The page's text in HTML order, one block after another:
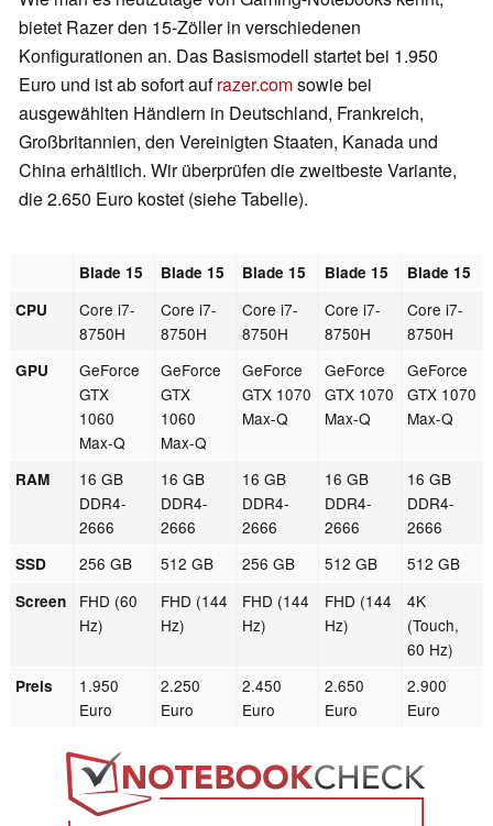
bietet Razer den 15-Zöller in verschiedenen
Konfigurationen an. Das Basismodell startet bei 1.950
Euro und ist ab sofort aufrazer.comsowie bei
ausgewählten Händlern in Deutschland, Frankreich,
Großbritannien, den Vereinigten Staaten, Kanada und
China erhältlich. Wir überprüfen die zweitbeste Variante,
die 2.650 Euro kostet (siehe Tabelle).
Blade 15 Blade 15 Blade 15 Blade 15
Blade 15
CPU
Core i7-
8750H
Core i7-
8750H
Core i7-
8750H
Core i7-
8750H
Core i7-
8750H
GPU
GeForce
GTX
1060
Max-Q
GeForce
GTX
1060
Max-Q
GeForce
GTX 1070
Max-Q
GeForce
GTX 1070
Max-Q
GeForce
GTX 1070
Max-Q
RAM
16 GB
DDR4-
2666
16 GB
DDR4-
2666
16 GB
DDR4-
2666
16 GB
DDR4-
2666
16 GB
DDR4-
2666
SSD 256 GB 512 GB 256 GB 512 GB 512 GB
Screen
FHD (60
Hz)
FHD (144
Hz)
FHD (144
Hz)
FHD (144
Hz)
4K
(Touch,
60 Hz)
Preis
1.950
Euro
2.250
Euro
2.450
Euro
2.650
Euro
2.900
Euro